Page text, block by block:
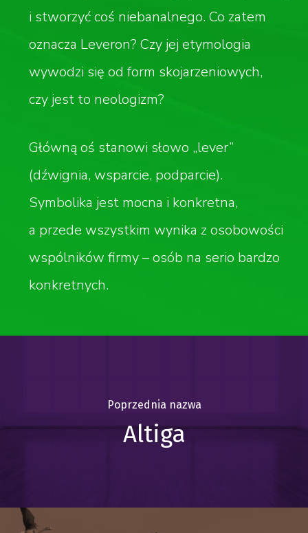
i stworzyć coś niebanalnego. Co zatem
oznacza Leveron? Czy jej etymologia
wywodzi się od form skojarzeniowych,
czy jest to neologizm?
Główną oś stanowi słowo „lever”
(dźwignia, wsparcie, podparcie).
Symbolika jest mocna i konkretna,
a przede wszystkim wynika z osobowości
wspólników firmy – osób na serio bardzo
konkretnych.
Poprzednia nazwa
Altiga